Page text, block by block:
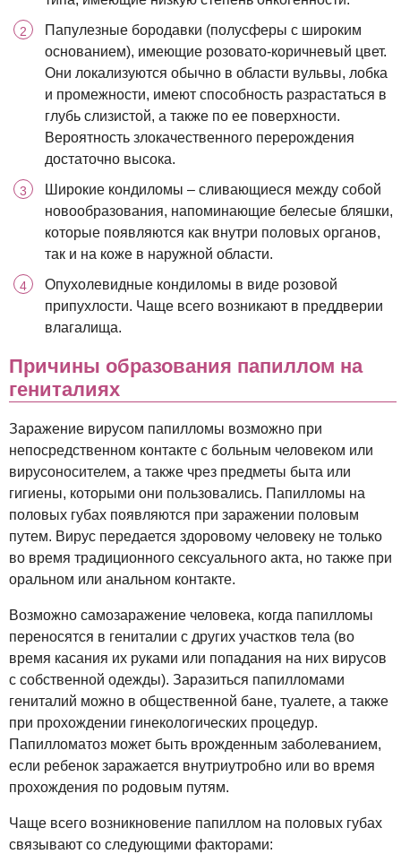
Папулезные бородавки (полусферы с широким
основанием), имеющие розовато-коричневый цвет.
Они локализуются обычно в области вульвы, лобка
и промежности, имеют способность разрастаться в
глубь слизистой, а также по ее поверхности.
Вероятность злокачественного перерождения
достаточно высока.
Широкие кондиломы – сливающиеся между собой
новообразования, напоминающие белесые бляшки,
которые появляются как внутри половых органов,
так и на коже в наружной области.
Опухолевидные кондиломы в виде розовой
припухлости. Чаще всего возникают в преддверии
влагалища.
Причины образования папиллом на
гениталиях
Заражение вирусом папилломы возможно при
непосредственном контакте с больным человеком или
вирусоносителем, а также чрез предметы быта или
гигиены, которыми они пользовались. Папилломы на
половых губах появляются при заражении половым
путем. Вирус передается здоровому человеку не только
во время традиционного сексуального акта, но также при
оральном или анальном контакте.
Возможно самозаражение человека, когда папилломы
переносятся в гениталии с других участков тела (во
время касания их руками или попадания на них вирусов
с собственной одежды). Заразиться папилломами
гениталий можно в общественной бане, туалете, а также
при прохождении гинекологических процедур.
Папилломатоз может быть врожденным заболеванием,
если ребенок заражается внутриутробно или во время
прохождения по родовым путям.
Чаще всего возникновение папиллом на половых губах
связывают со следующими факторами: